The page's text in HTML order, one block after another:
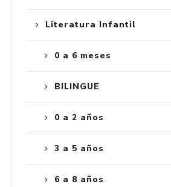
Literatura Infantil
0 a 6 meses
BILINGUE
0 a 2 años
3 a 5 años
6 a 8 años